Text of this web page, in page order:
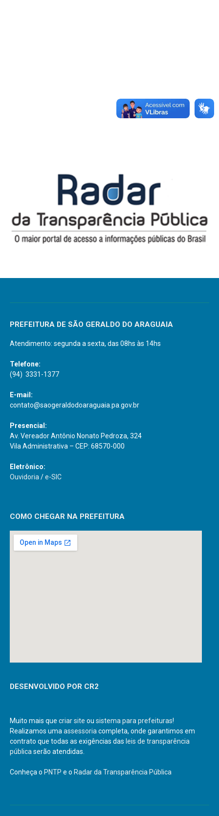
PREFEITURA DE SÃO GERALDO DO ARAGUAIA
Atendimento: segunda a sexta, das 08hs às 14hs
Telefone:
(94) 3331-1377
E-mail:
contato@saogeraldodoaraguaia.pa.gov.br
Presencial:
Av. Vereador Antônio Nonato Pedroza, 324
Vila Administrativa – CEP: 68570-000
Eletrônico:
Ouvidoria /e-SIC
COMO CHEGAR NA PREFEITURA
DESENVOLVIDO POR CR2
Muito mais que criar site ou sistema para prefeituras!
Realizamos uma assessoria completa, onde garantimos em
contrato que todas as exigências das leis de transparência
pública serão atendidas.
Conheça o PNTP e o Radar da Transparência Pública